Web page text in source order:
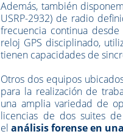
Además, también
USRP-2932) de radio
frecuencia continua
reloj GPS disciplinado,
tienen capacidades de
Otros dos equipos
para la realización de
una amplia variedad de
licencias de dos suites
elanálisis forense en